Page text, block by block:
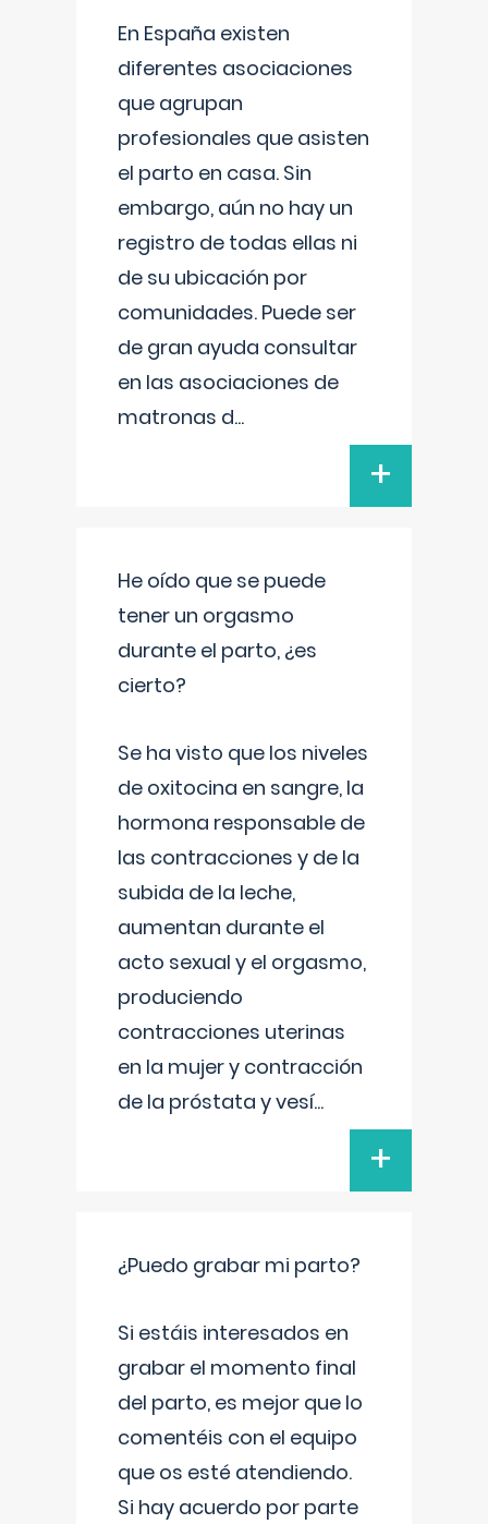
En España existen
diferentes asociaciones
que agrupan
profesionales que asisten
el parto en casa. Sin
embargo, aún no hay un
registro de todas ellas ni
de su ubicación por
comunidades. Puede ser
de gran ayuda consultar
en las asociaciones de
matronas d...
+
He oído que se puede
tener un orgasmo
durante el parto, ¿es
cierto?
Se ha visto que los niveles
de oxitocina en sangre, la
hormona responsable de
las contracciones y de la
subida de la leche,
aumentan durante el
acto sexual y el orgasmo,
produciendo
contracciones uterinas
en la mujer y contracción
de la próstata y vesí...
+
¿Puedo grabar mi parto?
Si estáis interesados en
grabar el momento final
del parto, es mejor que lo
comentéis con el equipo
que os esté atendiendo.
Si hay acuerdo por parte